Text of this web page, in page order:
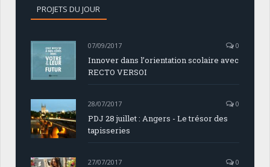
PROJETS DU JOUR
07/09/2017 0
Innover dans l’orientation scolaire avec
RECTO VERSOI
28/07/2017 0
PDJ 28 juillet : Angers - Le trésor des
tapisseries
27/07/2017 0